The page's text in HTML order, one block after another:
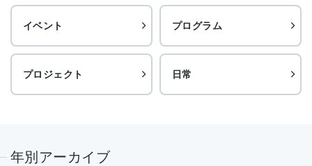
イベント プログラム
プロジェクト 日常
年別アーカイブ